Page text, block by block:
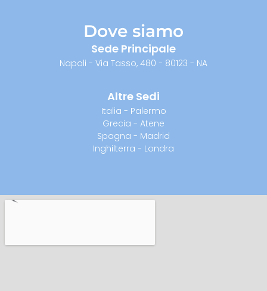
Dove siamo
Sede Principale
Napoli - Via Tasso, 480 - 80123 - NA
Altre Sedi
Italia - Palermo
Grecia - Atene
Spagna - Madrid
Inghilterra - Londra